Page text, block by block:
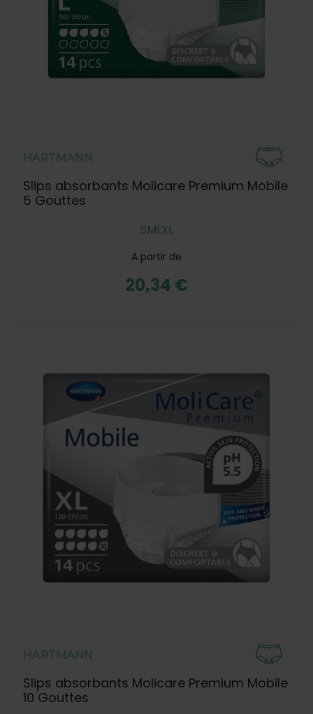
HARTMANN
Slips absorbants Molicare Premium Mobile
5 Gouttes
SMLXL
A partir de
20,34 €
HARTMANN
Slips absorbants Molicare Premium Mobile
10 Gouttes